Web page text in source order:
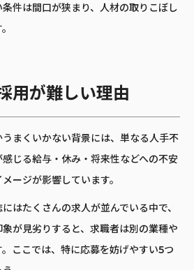
件は間口が狭まり、人材の取りこぼし
用が難しい理由
まくいかない背景には、単なる人手不
じる給与・休み・将来性などへの不安
ージが影響しています。
はたくさんの求人が並んでいる中で、
が見劣りすると、求職者は別の業種や
ここでは、特に応募を妨げやすい5つ